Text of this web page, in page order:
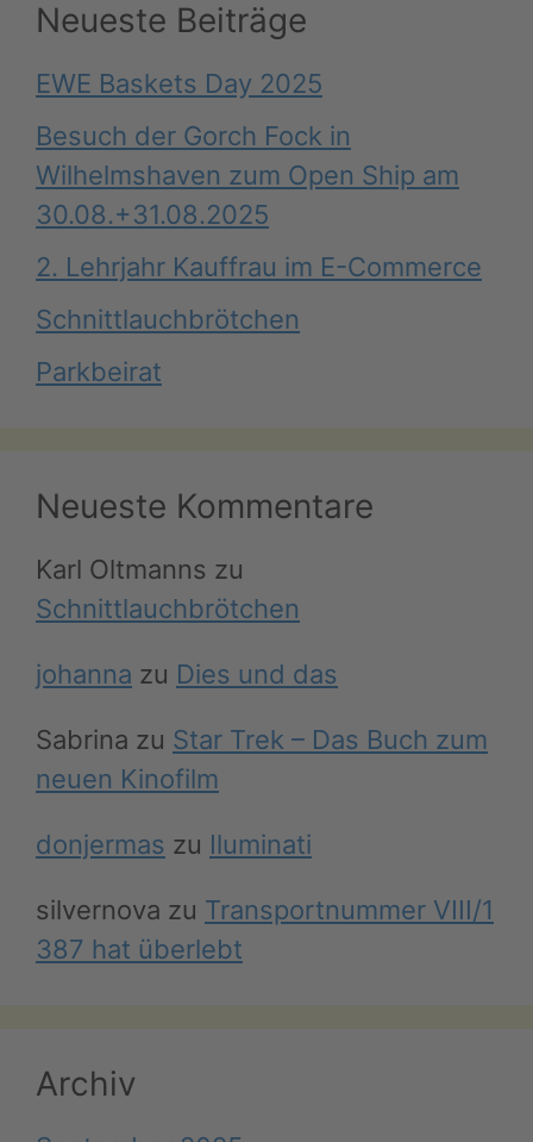
Neueste Beiträge
EWE Baskets Day 2025
Besuch der Gorch Fock in
Wilhelmshaven zum Open Ship am
30.08.+31.08.2025
2. Lehrjahr Kauffrau im E-Commerce
Schnittlauchbrötchen
Parkbeirat
Neueste Kommentare
Karl Oltmanns zu
Schnittlauchbrötchen
johanna zu Dies und das
Sabrina zu Star Trek – Das Buch zum
neuen Kinofilm
donjermas zu Iluminati
silvernova zu Transportnummer VIII/1
387 hat überlebt
Archiv